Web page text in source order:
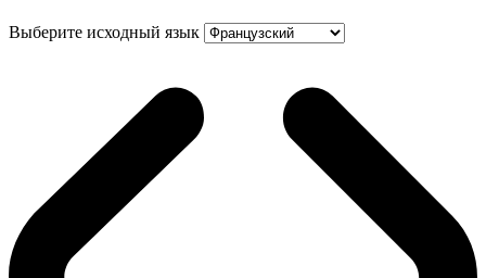
Выберите исходный язык